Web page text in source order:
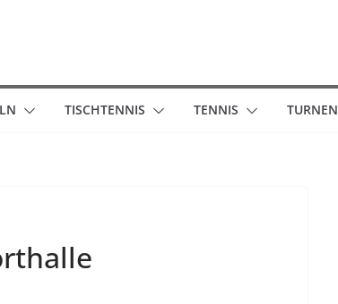
TISCHTENNIS TENNIS TURNEN